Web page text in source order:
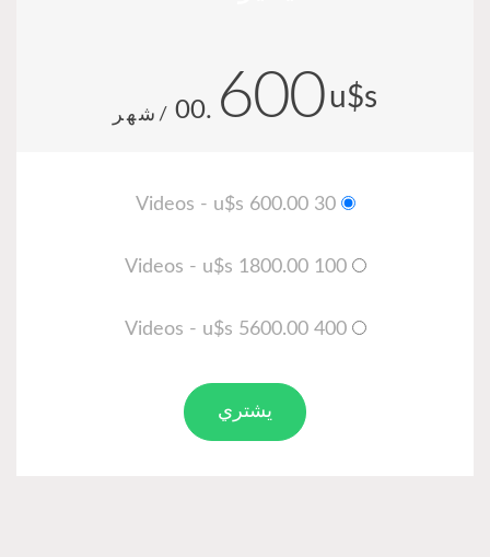
u$s
600
.00 /شهر
30 Videos - u$s 600.00
100 Videos - u$s 1800.00
400 Videos - u$s 5600.00
يشتري